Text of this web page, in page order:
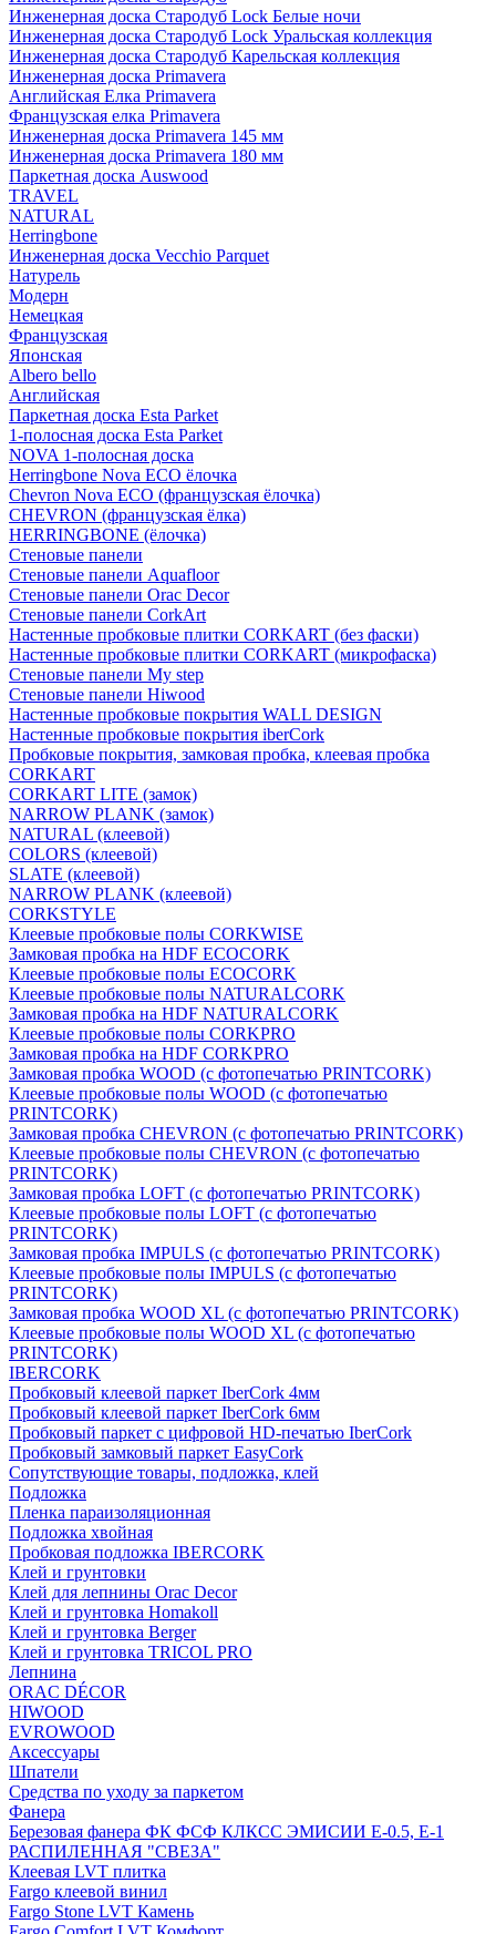
Инженерная доска Стародуб Lock Белые ночи
Инженерная доска Стародуб Lock Уральская коллекция
Инженерная доска Стародуб Карельская коллекция
Инженерная доска Primavera
Английская Елка Primavera
Французская елка Primavera
Инженерная доска Primavera 145 мм
Инженерная доска Primavera 180 мм
Паркетная доска Auswood
TRAVEL
NATURAL
Herringbone
Инженерная доска Vecchio Parquet
Натурель
Модерн
Немецкая
Французская
Японская
Albero bello
Английская
Паркетная доска Esta Parket
1-полосная доска Esta Parket
NOVA 1-полосная доска
Herringbone Nova ECO ёлочка
Chevron Nova ECO (французская ёлочка)
CHEVRON (французская ёлка)
HERRINGBONE (ёлочка)
Стеновые панели
Стеновые панели Aquafloor
Стеновые панели Orac Decor
Стеновые панели CorkArt
Настенные пробковые плитки CORKART (без фаски)
Настенные пробковые плитки CORKART (микрофаска)
Стеновые панели My step
Стеновые панели Hiwood
Настенные пробковые покрытия WALL DESIGN
Настенные пробковые покрытия iberCork
Пробковые покрытия, замковая пробка, клеевая пробка
CORKART
CORKART LITE (замок)
NARROW PLANK (замок)
NATURAL (клеевой)
COLORS (клеевой)
SLATE (клеевой)
NARROW PLANK (клеевой)
CORKSTYLE
Клеевые пробковые полы CORKWISE
Замковая пробка на HDF ECOCORK
Клеевые пробковые полы ECOCORK
Клеевые пробковые полы NATURALCORK
Замковая пробка на HDF NATURALCORK
Клеевые пробковые полы CORKPRO
Замковая пробка на HDF CORKPRO
Замковая пробка WOOD (с фотопечатью PRINTCORK)
Клеевые пробковые полы WOOD (с фотопечатью
PRINTCORK)
Замковая пробка CHEVRON (с фотопечатью PRINTCORK)
Клеевые пробковые полы CHEVRON (с фотопечатью
PRINTCORK)
Замковая пробка LOFT (с фотопечатью PRINTCORK)
Клеевые пробковые полы LOFT (с фотопечатью
PRINTCORK)
Замковая пробка IMPULS (с фотопечатью PRINTCORK)
Клеевые пробковые полы IMPULS (с фотопечатью
PRINTCORK)
Замковая пробка WOOD XL (с фотопечатью PRINTCORK)
Клеевые пробковые полы WOOD XL (с фотопечатью
PRINTCORK)
IBERCORK
Пробковый клеевой паркет IberCork 4мм
Пробковый клеевой паркет IberCork 6мм
Пробковый паркет с цифровой HD-печатью IberCork
Пробковый замковый паркет EasyCork
Сопутствующие товары, подложка, клей
Подложка
Пленка параизоляционная
Подложка хвойная
Пробковая подложка IBERCORK
Клей и грунтовки
Клей для лепнины Orac Decor
Клей и грунтовка Homakoll
Клей и грунтовка Berger
Клей и грунтовка TRICOL PRO
Лепнина
ORAC DÉCOR
HIWOOD
EVROWOOD
Аксессуары
Шпатели
Средства по уходу за паркетом
Фанера
Березовая фанера ФК ФСФ КЛКСС ЭМИСИИ Е-0.5, Е-1
РАСПИЛЕННАЯ "СВЕЗА"
Клеевая LVT плитка
Fargo клеевой винил
Fargo Stone LVT Камень